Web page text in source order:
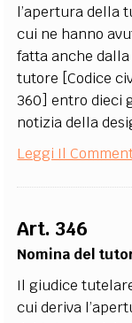
l’apertura della
cui ne hanno
fatta anche
tutore [Codice
360] entro dieci
notizia della
Leggi Il
Art. 346
Nomina del
Il giudice
cui deriva